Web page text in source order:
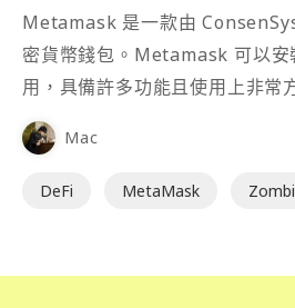
Metamask 是一款由
密貨幣錢包。Metamask 可以
用，具備許多功能且使用上非常
Mac
DeFi MetaMask